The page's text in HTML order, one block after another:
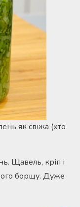
як свіжа (хто
Щавель, кріп і
борщу. Дуже